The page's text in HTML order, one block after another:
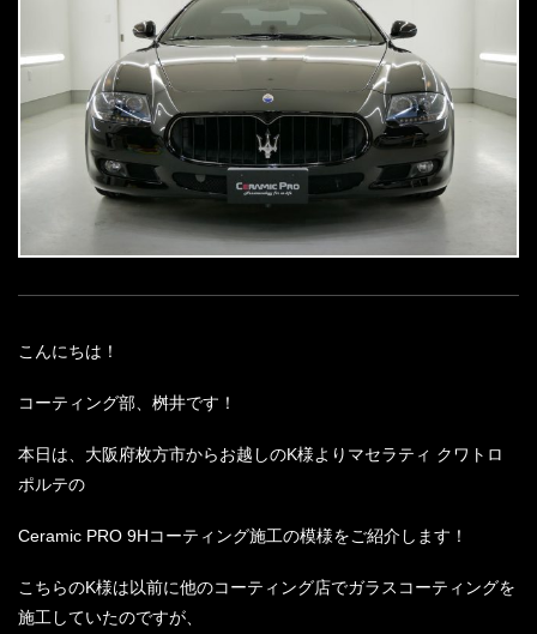
こんにちは！
コーティング部、桝井です！
本日は、大阪府枚方市からお越しのK様よりマセラティ クワトロ
ポルテの
Ceramic PRO 9Hコーティング施工の模様をご紹介します！
こちらのK様は以前に他のコーティング店でガラスコーティングを
施工していたのですが、